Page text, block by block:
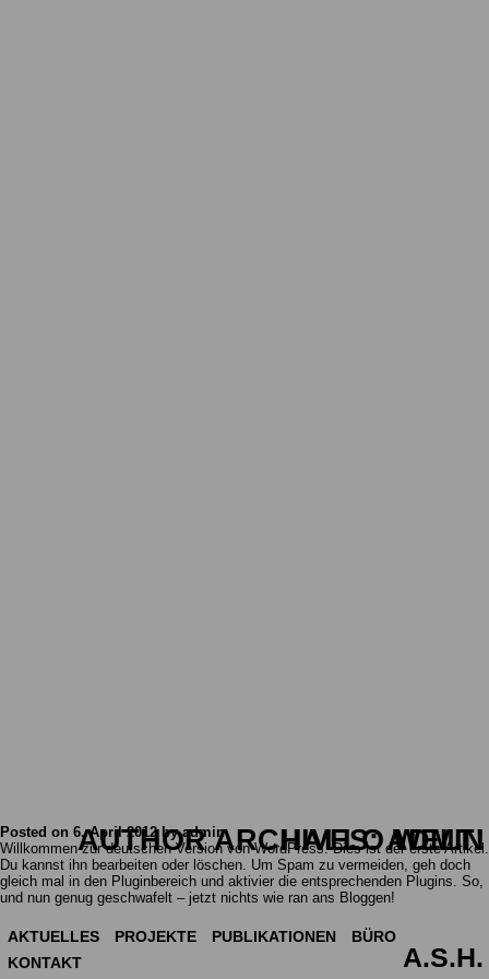
AKTUELLES PROJEKTE PUBLIKATIONEN
BÜRO
KONTAKT
A.S.H.
AUTHOR ARCHIVES:ADMIN
POST NAVIGATION
HALLO WELT!
Posted on 6. April 2012 byadmin
Willkommen zur deutschen Version von WordPress. Dies ist der erste Artikel.
Du kannst ihn bearbeiten oder löschen. Um Spam zu vermeiden, geh doch
gleich mal in den Pluginbereich und aktivier die entsprechenden Plugins. So,
und nun genug geschwafelt – jetzt nichts wie ran ans Bloggen!
POST NAVIGATION